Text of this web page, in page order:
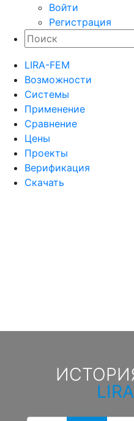
Войти
Регистрация
LIRA-FEM
Возможности
Cистемы
Применение
Сравнение
Цены
Проекты
Верификация
Скачать